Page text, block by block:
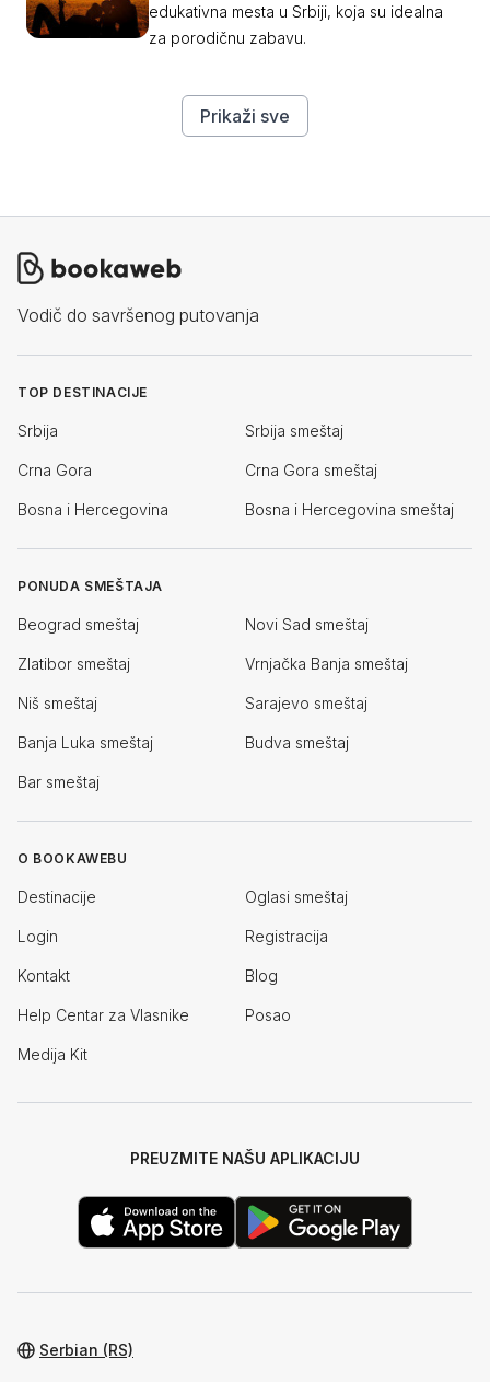
edukativna mesta u Srbiji, koja su idealna
za porodičnu zabavu.
Prikaži sve
Vodič do savršenog putovanja
TOP DESTINACIJE
Srbija Srbija smeštaj
Crna Gora Crna Gora smeštaj
Bosna i Hercegovina Bosna i Hercegovina smeštaj
PONUDA SMEŠTAJA
Beograd smeštaj Novi Sad smeštaj
Zlatibor smeštaj Vrnjačka Banja smeštaj
Niš smeštaj Sarajevo smeštaj
Banja Luka smeštaj Budva smeštaj
Bar smeštaj
O BOOKAWEBU
Destinacije Oglasi smeštaj
Login Registracija
Kontakt Blog
Help Centar za Vlasnike Posao
Medija Kit
PREUZMITE NAŠU APLIKACIJU
Serbian (RS)